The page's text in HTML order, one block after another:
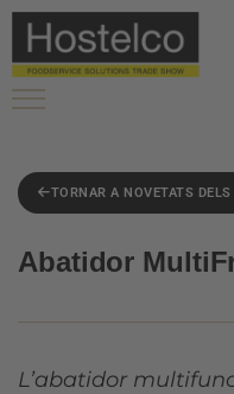
TORNAR A NOVETATS
Abatidor
L’abatidor